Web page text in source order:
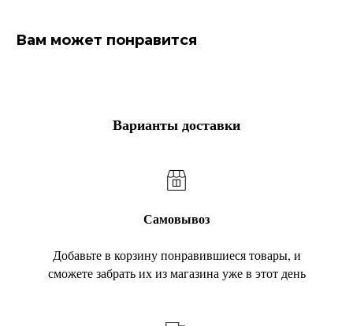
Вам может понравится
Варианты доставки
Самовывоз
Добавьте в корзину понравившиеся товары, и
сможете забрать их из магазина уже в этот день